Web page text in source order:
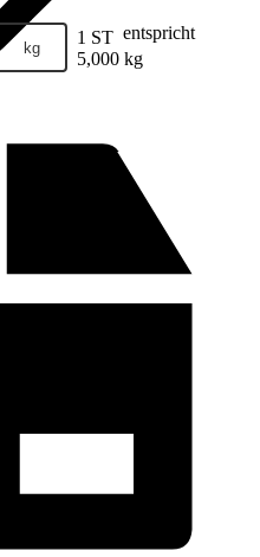
kg 1 ST entspricht
5,000 kg